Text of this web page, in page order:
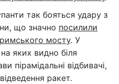
так бояться удару з
що значно посилили
мосту. У
яких видно біля
пірамідальні відбивачі,
ракет.